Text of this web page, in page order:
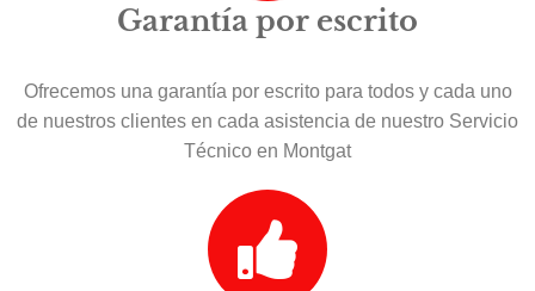
Garantía por escrito
Ofrecemos una garantía por escrito para todos y cada uno
de nuestros clientes en cada asistencia de nuestro Servicio
Técnico en Montgat